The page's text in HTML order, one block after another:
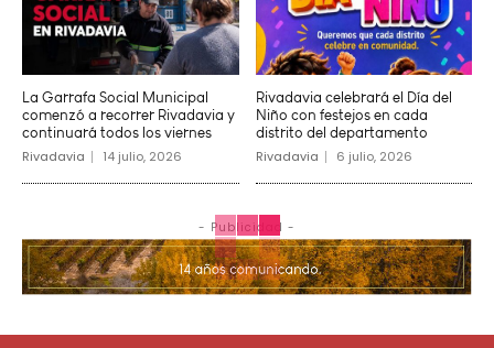
La Garrafa Social Municipal
comenzó a recorrer Rivadavia y
continuará todos los viernes
Rivadavia 14 julio, 2026
Rivadavia celebrará el Día del
Niño con festejos en cada
distrito del departamento
Rivadavia 6 julio, 2026
- Publicidad -